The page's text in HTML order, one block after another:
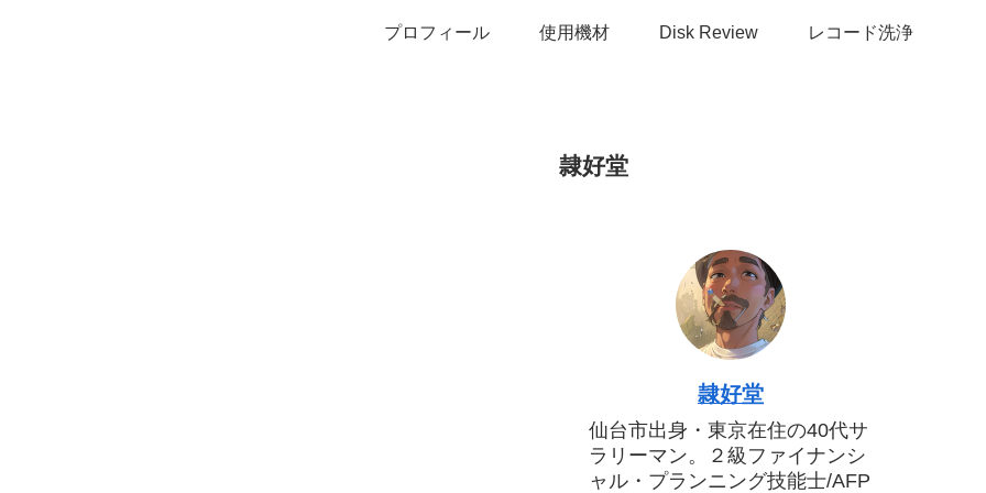
プロフィール 使用機材 Disk Review レコード洗浄
隷好堂
隷好堂
仙台市出身・東京在住の40代サ
ラリーマン。２級ファイナンシ
ャル・プランニング技能士/AFP